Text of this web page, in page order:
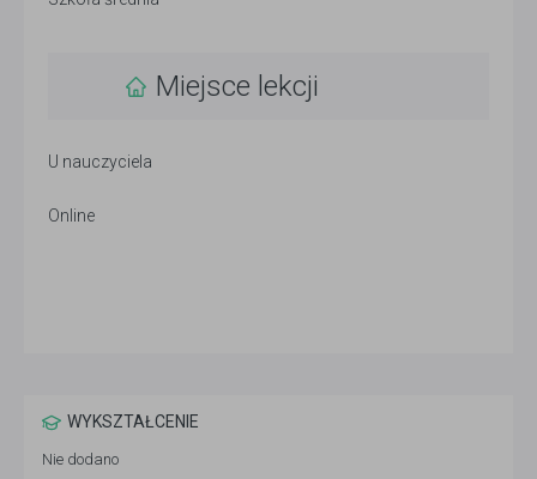
Miejsce lekcji
U nauczyciela
Online
WYKSZTAŁCENIE
Nie dodano